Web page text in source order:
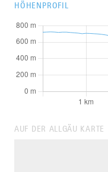
HÖHENPROFIL
AUF DER ALLGÄU KARTE